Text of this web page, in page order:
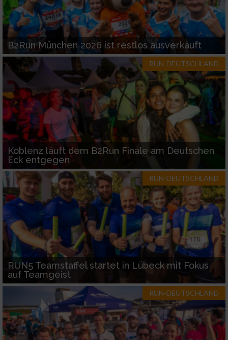
B2Run München 2026 ist restlos ausverkauft
RUN-DEUTSCHLAND
Koblenz läuft dem B2Run Finale am Deutschen
Eck entgegen
RUN-DEUTSCHLAND
RUN5 Teamstaffel startet in Lübeck mit Fokus
auf Teamgeist
RUN-DEUTSCHLAND